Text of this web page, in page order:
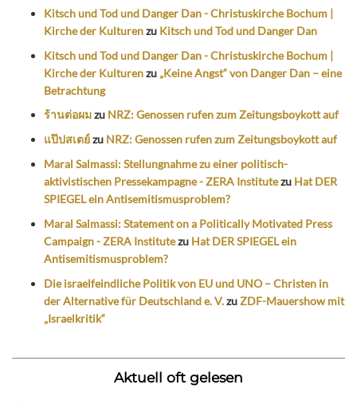
Kitsch und Tod und Danger Dan - Christuskirche Bochum |
Kirche der Kulturenzu Kitsch und Tod und Danger Dan
Kitsch und Tod und Danger Dan - Christuskirche Bochum |
Kirche der Kulturenzu „Keine Angst“ von Danger Dan – eine
Betrachtung
ร้านต่อผมzu NRZ: Genossen rufen zum Zeitungsboykott auf
แป๊ปสเตย์zu NRZ: Genossen rufen zum Zeitungsboykott auf
Maral Salmassi: Stellungnahme zu einer politisch-
aktivistischen Pressekampagne - ZERA Institutezu Hat DER
SPIEGEL ein Antisemitismusproblem?
Maral Salmassi: Statement on a Politically Motivated Press
Campaign - ZERA Institutezu Hat DER SPIEGEL ein
Antisemitismusproblem?
Die israelfeindliche Politik von EU und UNO – Christen in
der Alternative für Deutschland e. V.zuZDF-Mauershow mit
„Israelkritik“
Aktuell oft gelesen